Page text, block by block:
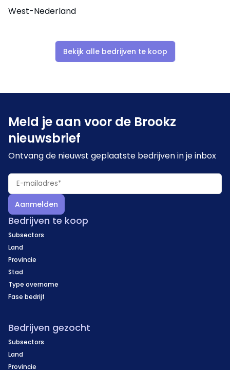
West-Nederland
Bekijk alle bedrijven te koop
Meld je aan voor de Brookz
nieuwsbrief
Ontvang de nieuwst geplaatste bedrijven in je inbox
Aanmelden
Bedrijven te koop
Subsectors
Land
Provincie
Stad
Type overname
Fase bedrijf
Bedrijven gezocht
Subsectors
Land
Provincie